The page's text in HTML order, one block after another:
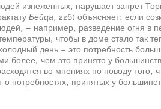
изнеженных, нарушает запрет
Бейца, 22б) объясняет: если
– например, разведение огня в
чтобы в доме стало так
день – это потребность
более, чем это принято у
во мнениях по поводу того,
о потребностях, принятых у